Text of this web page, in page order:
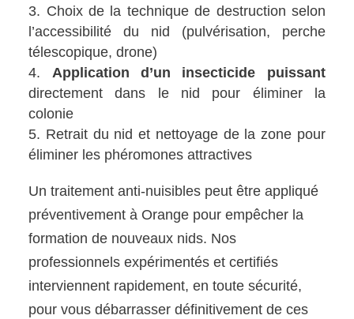
Choix de la technique de destruction selon
l’accessibilité du nid (pulvérisation, perche
télescopique, drone)
Application d’un insecticide puissant
directement dans le nid pour éliminer la
colonie
Retrait du nid et nettoyage de la zone pour
éliminer les phéromones attractives
Un traitement anti-nuisibles peut être appliqué
préventivement à Orange pour empêcher la
formation de nouveaux nids. Nos
professionnels expérimentés et certifiés
interviennent rapidement, en toute sécurité,
pour vous débarrasser définitivement de ces